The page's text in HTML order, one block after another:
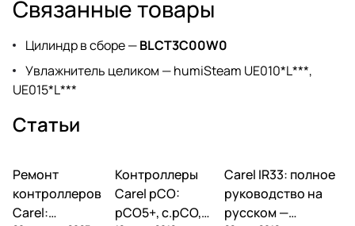
Связанные товары
Цилиндр в сборе —BLCT3C00W0
Увлажнитель целиком — humiSteam UE010*L***,
UE015*L***
Статьи
Автоматика и
контроллеры
Ремонт
контроллеров
Carel:
Автоматика и
контроллеры
Контроллеры
Carel pCO:
pCO5+, c.pCO,
Автоматика и
контроллеры
Carel IR33: полное
руководство на
русском —